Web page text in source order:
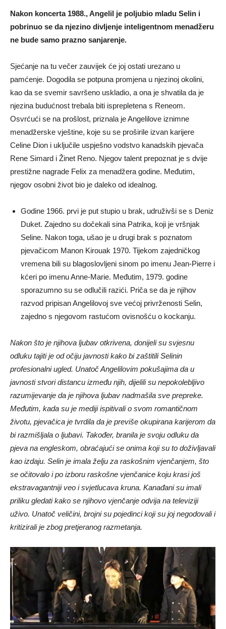
Nakon koncerta 1988., Angelil je poljubio mladu Selin i
pobrinuo se da njezino divljenje inteligentnom menadžeru
ne bude samo prazno sanjarenje.
Sjećanje na tu večer zauvijek će joj ostati urezano u
pamćenje. Dogodila se potpuna promjena u njezinoj okolini,
kao da se svemir savršeno uskladio, a ona je shvatila da je
njezina budućnost trebala biti isprepletena s Reneom.
Osvrćući se na prošlost, priznala je Angelilove iznimne
menadžerske vještine, koje su se proširile izvan karijere
Celine Dion i uključile uspješno vodstvo kanadskih pjevača
Rene Simard i Žinet Reno. Njegov talent prepoznat je s dvije
prestižne nagrade Felix za menadžera godine. Međutim,
njegov osobni život bio je daleko od idealnog.
Godine 1966. prvi je put stupio u brak, udruživši se s Deniz
Duket. Zajedno su dočekali sina Patrika, koji je vršnjak
Seline. Nakon toga, ušao je u drugi brak s poznatom
pjevačicom Manon Kirouak 1970. Tijekom zajedničkog
vremena bili su blagoslovljeni sinom po imenu Jean-Pierre i
kćeri po imenu Anne-Marie. Međutim, 1979. godine
sporazumno su se odlučili razići. Priča se da je njihov
razvod pripisan Angelilovoj sve većoj privrženosti Selin,
zajedno s njegovom rastućom ovisnošću o kockanju.
Nakon što je njihova ljubav otkrivena, donijeli su svjesnu
odluku tajiti je od očiju javnosti kako bi zaštitili Selinin
profesionalni ugled. Unatoč Angelilovim pokušajima da u
javnosti stvori distancu između njih, dijelili su nepokolebljivo
razumijevanje da je njihova ljubav nadmašila sve prepreke.
Međutim, kada su je mediji ispitivali o svom romantičnom
životu, pjevačica je tvrdila da je previše okupirana karijerom da
bi razmišljala o ljubavi. Također, branila je svoju odluku da
pjeva na engleskom, obraćajući se onima koji su to doživljavali
kao izdaju. Selin je imala želju za raskošnim vjenčanjem, što
se očitovalo i po izboru raskošne vjenčanice koju krasi još
ekstravagantniji veo i svjetlucava kruna. Kanađani su imali
priliku gledati kako se njihovo vjenčanje odvija na televiziji
uživo. Unatoč veličini, brojni su pojedinci koji su joj negodovali i
kritizirali je zbog pretjeranog razmetanja.